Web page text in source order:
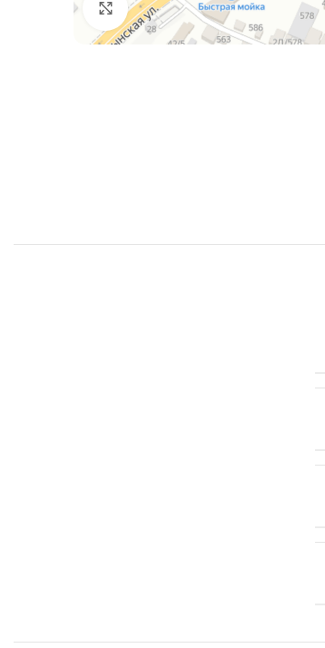
Увеличить